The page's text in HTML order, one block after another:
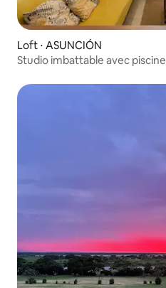
Loft ⋅ ASUNCIÓN
Studio imbattable avec